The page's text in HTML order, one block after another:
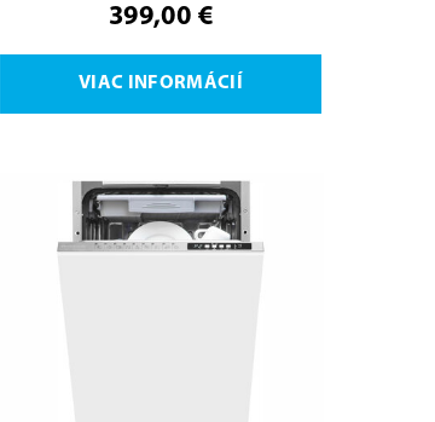
399,00 €
VIAC INFORMÁCIÍ